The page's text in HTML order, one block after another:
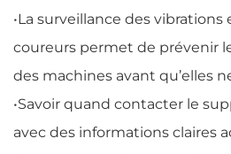
•La surveillance des vibrations
coureurs permet de prévenir
des machines avant qu’elles
•Savoir quand contacter le
avec des informations claires